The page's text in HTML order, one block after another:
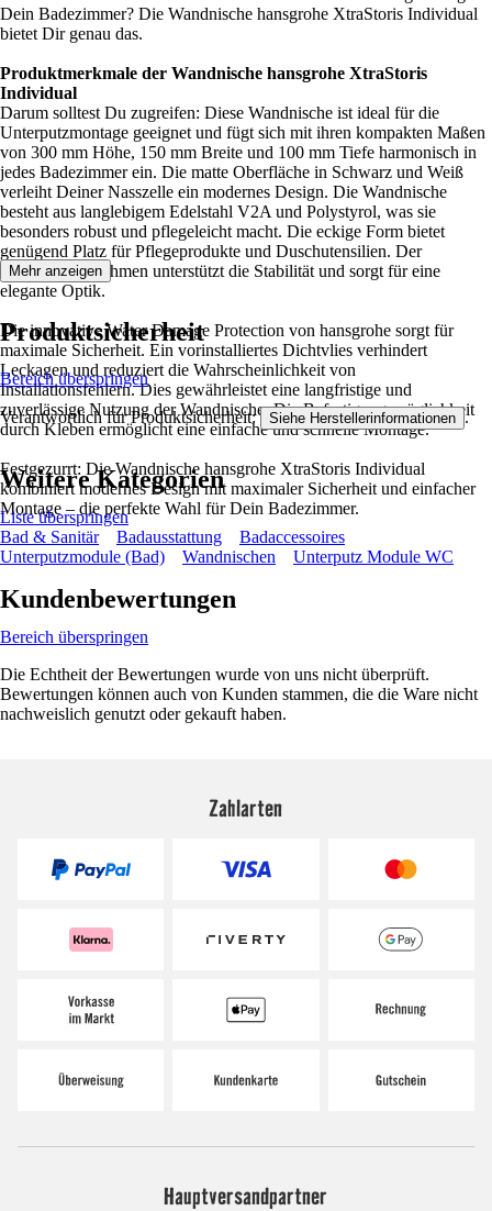
Dein Badezimmer? Die Wandnische hansgrohe XtraStoris Individual
bietet Dir genau das.
Produktmerkmale der Wandnische hansgrohe XtraStoris
Individual
Darum solltest Du zugreifen: Diese Wandnische ist ideal für die
Unterputzmontage geeignet und fügt sich mit ihren kompakten Maßen
von 300 mm Höhe, 150 mm Breite und 100 mm Tiefe harmonisch in
jedes Badezimmer ein. Die matte Oberfläche in Schwarz und Weiß
verleiht Deiner Nasszelle ein modernes Design. Die Wandnische
besteht aus langlebigem Edelstahl V2A und Polystyrol, was sie
besonders robust und pflegeleicht macht. Die eckige Form bietet
genügend Platz für Pflegeprodukte und Duschutensilien. Der
mitgelieferte Rahmen unterstützt die Stabilität und sorgt für eine
elegante Optik.
Die innovative Water Damage Protection von hansgrohe sorgt für
maximale Sicherheit. Ein vorinstalliertes Dichtvlies verhindert
Leckagen und reduziert die Wahrscheinlichkeit von
Installationsfehlern. Dies gewährleistet eine langfristige und
zuverlässige Nutzung der Wandnische. Die Befestigungsmöglichkeit
durch Kleben ermöglicht eine einfache und schnelle Montage.
Festgezurrt: Die Wandnische hansgrohe XtraStoris Individual
kombiniert modernes Design mit maximaler Sicherheit und einfacher
Montage – die perfekte Wahl für Dein Badezimmer.
Mehr anzeigen
Produktsicherheit
Bereich überspringen
Verantwortlich für Produktsicherheit: Siehe Herstellerinformationen .
Weitere Kategorien
Liste überspringen
Bad & Sanitär
Badausstattung
Badaccessoires
Unterputzmodule (Bad)
Wandnischen Unterputz Module WC
Kundenbewertungen
Bereich überspringen
Die Echtheit der Bewertungen wurde von uns nicht überprüft.
Bewertungen können auch von Kunden stammen, die die Ware nicht
nachweislich genutzt oder gekauft haben.
Zahlarten
Hauptversandpartner